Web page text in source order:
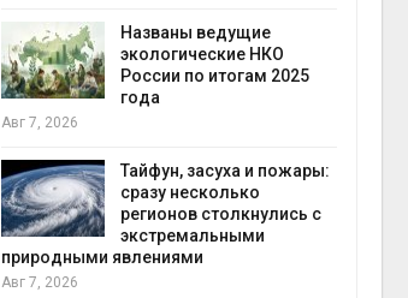
Названы ведущие
экологические НКО
России по итогам 2025
года
Авг 7, 2026
Тайфун, засуха и пожары:
сразу несколько
регионов столкнулись с
экстремальными
природными явлениями
Авг 7, 2026